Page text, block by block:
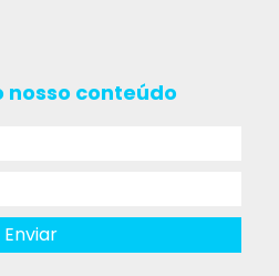
conteúdo